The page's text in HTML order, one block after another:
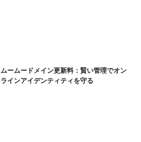
ムームードメイン更新料：賢い管理でオン
ラインアイデンティティを守る